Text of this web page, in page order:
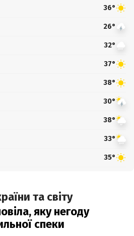
36°
26°
32°
37°
38°
30°
38°
33°
35°
та світу
яку негоду
спеки